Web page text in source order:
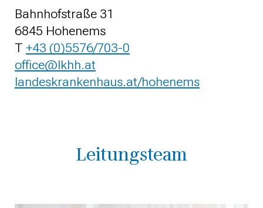
Bahnhofstraße 31
6845 Hohenems
T +43 (0)5576/703-0
office@lkhh.at
landeskrankenhaus.at/hohenems
Leitungsteam